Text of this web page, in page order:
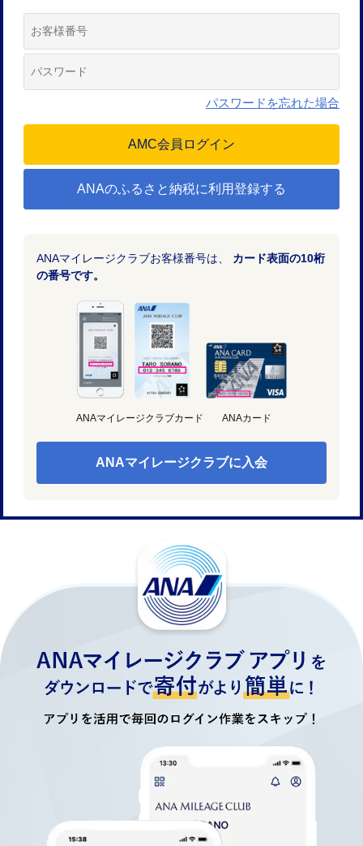
パスワードを忘れた場合
ANAのふるさと納税に利用登録する
ANAマイレージクラブお客様番号は、 カード表面の10桁
の番号です。
ANAマイレージクラブカード ANAカード
ANAマイレージクラブに入会